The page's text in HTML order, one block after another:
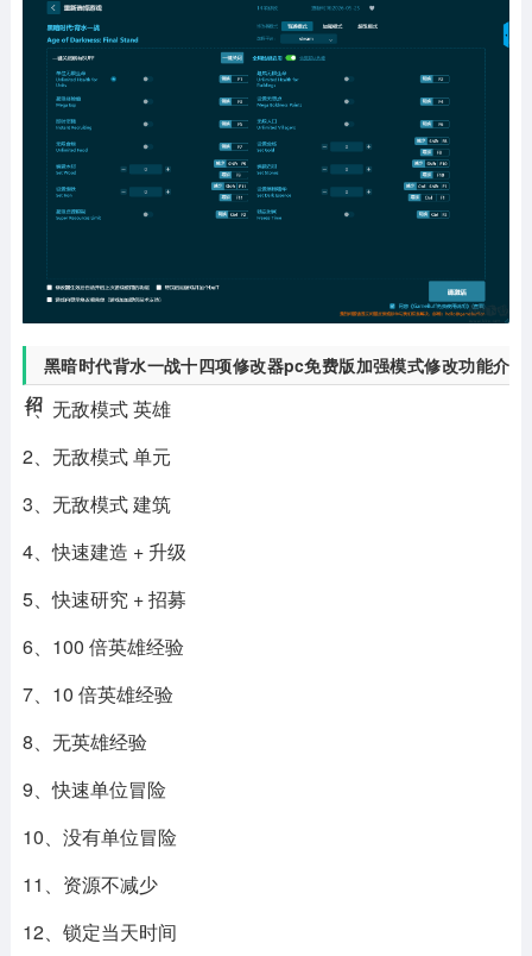
黑暗时代背水一战十四项修改器pc免费版加强模式修改功能介
绍
1、无敌模式 英雄
2、无敌模式 单元
3、无敌模式 建筑
4、快速建造 + 升级
5、快速研究 + 招募
6、100 倍英雄经验
7、10 倍英雄经验
8、无英雄经验
9、快速单位冒险
10、没有单位冒险
11、资源不减少
12、锁定当天时间